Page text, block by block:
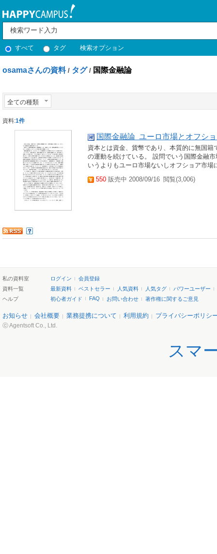
すべて タグ 検索オプション
osamaさんの資料 / タグ / 国際金融論
全ての種類
資料:1件
国際金融論 ユーロ市場とオフシ
資本とは資金、貨幣であり、本質的に無国
の運動を続けている。 設問でいう国際金融
いうよりもユーロ市場ないしオフショア市
550 販売中 2008/09/16 閲覧(3,006)
私の資料室 ログイン
会員登録
資料一覧
最新資料 ベストセラー 人気資料 人気タグ
パワーユーザー
ヘルプ
初心者ガイド FAQ お問い合わせ 著作権に関するご意見
お知らせ 会社概要 業務提携について 利用規約 プライバシーポリシ
ⓒ Agentsoft Co., Ltd.
スマ